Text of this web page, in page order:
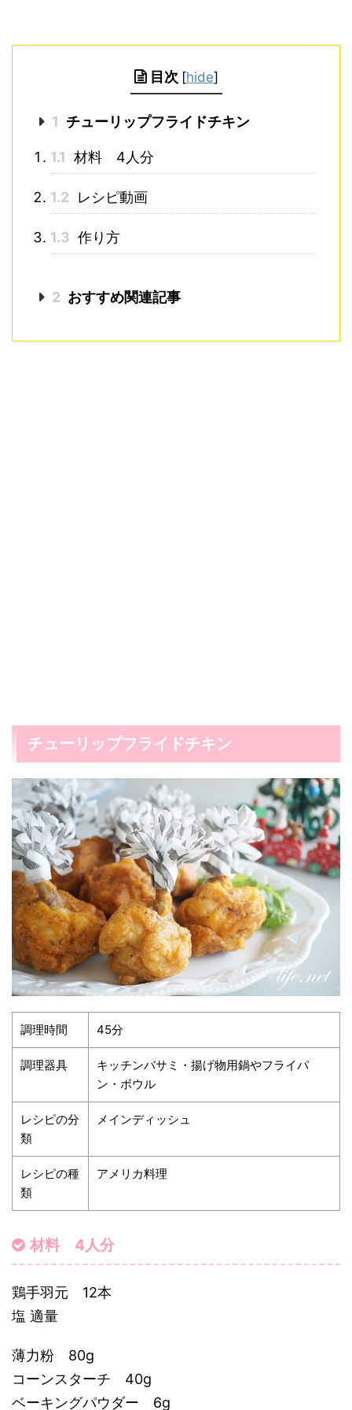
目次 [hide]
1 チューリップフライドチキン
1.1 材料 4人分
1.2 レシピ動画
1.3 作り方
2 おすすめ関連記事
チューリップフライドチキン
調理時間 45分
調理器具
キッチンバサミ・揚げ物用鍋やフライパ
ン・ボウル
レシピの分
類
メインディッシュ
レシピの種
類
アメリカ料理
材料 4人分
鶏手羽元 12本
塩 適量
薄力粉 80g
コーンスターチ 40g
ベーキングパウダー 6g